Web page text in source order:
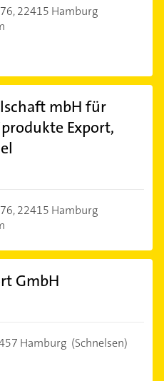
22415 Hamburg
mbH für
Export,
22415 Hamburg
GmbH
Hamburg (Schnelsen)